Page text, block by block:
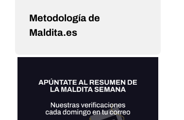
Metodología de
Maldita.es